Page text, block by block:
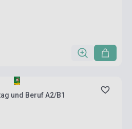
und Beruf A2/B1